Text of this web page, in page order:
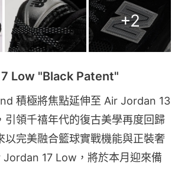
+2
Low "Black Patent"
積極將焦點延伸至 Air Jordan 13
引領千禧年代的復古美學再度回歸
以完美融合籃球實戰機能與正裝奢
Jordan 17 Low，將於本月迎來備